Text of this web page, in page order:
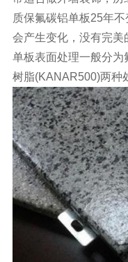
质保氟碳铝单板25年
会产生变化，没有完美
单板表面处理一般分
树脂(KANAR500)两种